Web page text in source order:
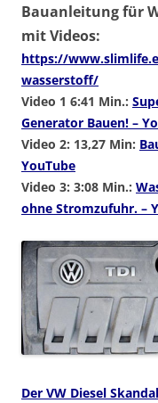
Bauanleitung für
mit Videos:
https://
wasserstoff/
Video 1 6:41 Min.:
Generator Bauen! –
Video 2: 13,27 Min:
YouTube
Video 3: 3:08 Min.:
ohne Stromzufuhr. –
Der VW Diesel